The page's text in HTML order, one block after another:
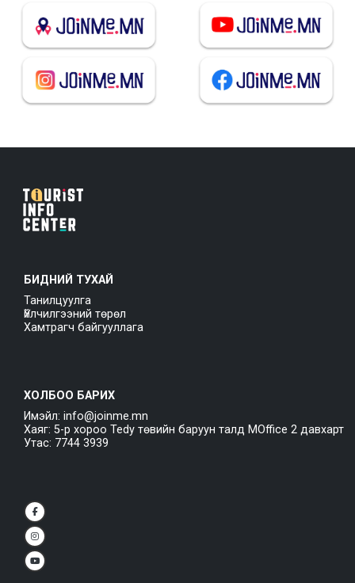
БИДНИЙ ТУХАЙ
Танилцуулга
Үйлчилгээний төрөл
Хамтрагч байгууллага
ХОЛБОО БАРИХ
Имэйл: info@joinme.mn
Хаяг: 5-р хороо Tedy төвийн баруун талд MOffice 2 давхарт
Утас: 7744 3939